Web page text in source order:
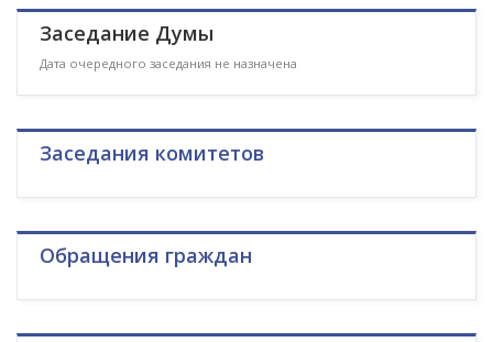
Заседание Думы
Дата очередного заседания не назначена
Заседания комитетов
Обращения граждан